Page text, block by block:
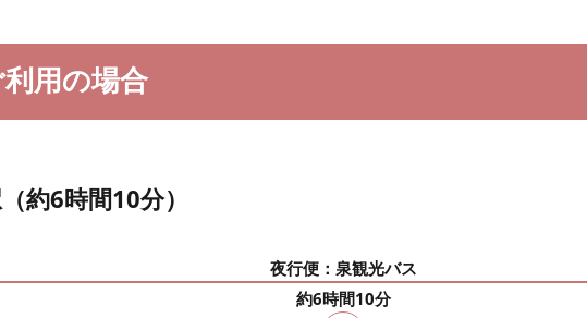
用の場合
約6時間10分）
夜行便：泉観光バス
約6時間10分